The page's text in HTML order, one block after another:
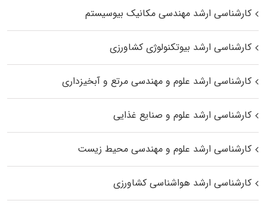
کارشناسی ارشد مهندسی مکانیک بیوسیستم
کارشناسی ارشد بیوتکنولوژی کشاورزی
کارشناسی ارشد علوم و مهندسی مرتع و آبخیزداری
کارشناسی ارشد علوم و صنایع غذایی
کارشناسی ارشد علوم و مهندسی محیط زیست
کارشناسی ارشد هواشناسی کشاورزی